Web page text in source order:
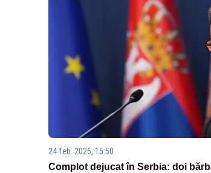
24 feb. 2026, 15:50
Complot dejucat în Serbia: doi